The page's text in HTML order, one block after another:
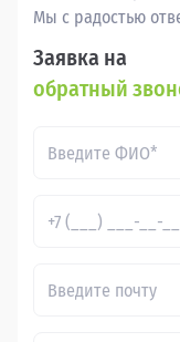
Мы с радостью
Заявка на
обратный